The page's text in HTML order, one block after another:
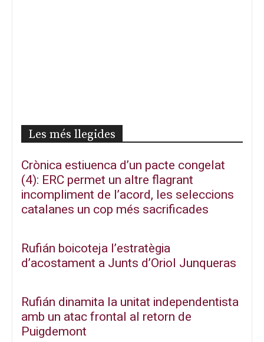
Les més llegides
Crònica estiuenca d’un pacte congelat
(4): ERC permet un altre flagrant
incompliment de l’acord, les seleccions
catalanes un cop més sacrificades
Rufián boicoteja l’estratègia
d’acostament a Junts d’Oriol Junqueras
Rufián dinamita la unitat independentista
amb un atac frontal al retorn de
Puigdemont